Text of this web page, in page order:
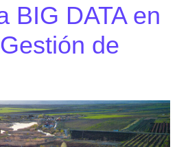
BIG DATA en
de